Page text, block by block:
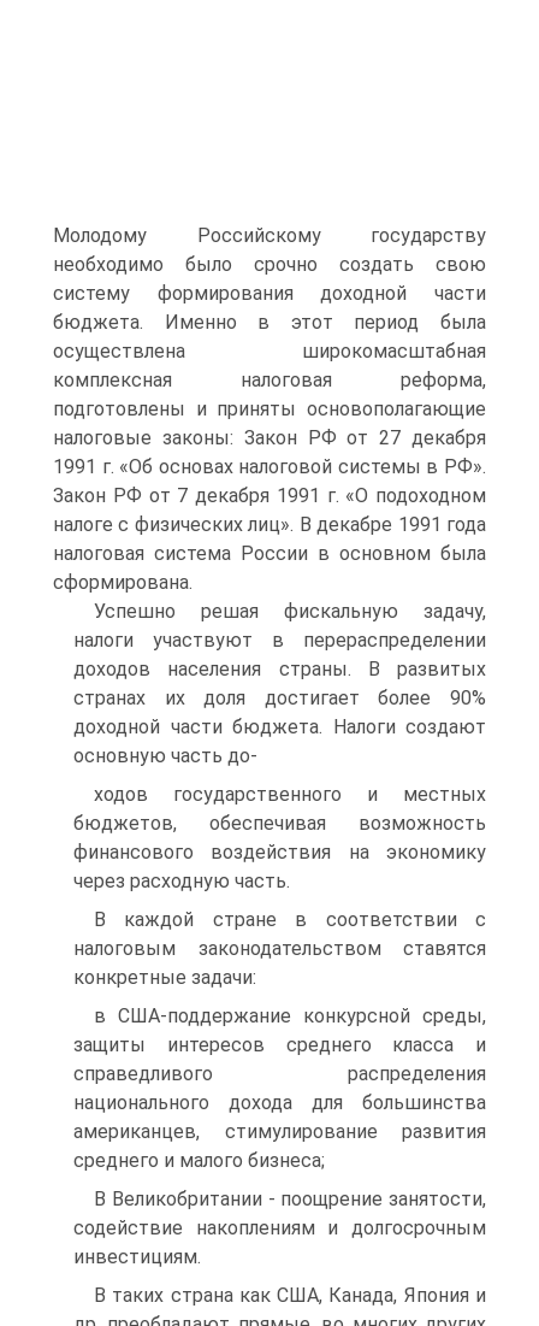
Молодому Российскому государству
необходимо было срочно создать свою
систему формирования доходной части
бюджета. Именно в этот период была
осуществлена широкомасштабная
комплексная налоговая реформа,
подготовлены и приняты основополагающие
налоговые законы: Закон РФ от 27 декабря
1991 г. «Об основах налоговой системы в РФ».
Закон РФ от 7 декабря 1991 г. «О подоходном
налоге с физических лиц». В декабре 1991 года
налоговая система России в основном была
сформирована.
Успешно решая фискальную задачу,
налоги участвуют в перераспределении
доходов населения страны. В развитых
странах их доля достигает более 90%
доходной части бюджета. Налоги создают
основную часть до-
ходов государственного и местных
бюджетов, обеспечивая возможность
финансового воздействия на экономику
через расходную часть.
В каждой стране в соответствии с
налоговым законодательством ставятся
конкретные задачи:
в США-поддержание конкурсной среды,
защиты интересов среднего класса и
справедливого распределения
национального дохода для большинства
американцев, стимулирование развития
среднего и малого бизнеса;
В Великобритании - поощрение занятости,
содействие накоплениям и долгосрочным
инвестициям.
В таких страна как США, Канада, Япония и